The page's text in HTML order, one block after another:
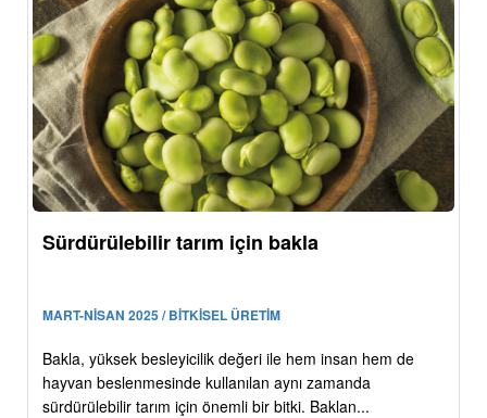
Sürdürülebilir tarım için bakla
MART-NİSAN 2025 / BİTKİSEL ÜRETİM
Bakla, yüksek besleyicilik değeri ile hem insan hem de
hayvan beslenmesinde kullanılan aynı zamanda
sürdürülebilir tarım için önemli bir bitki. Baklan...